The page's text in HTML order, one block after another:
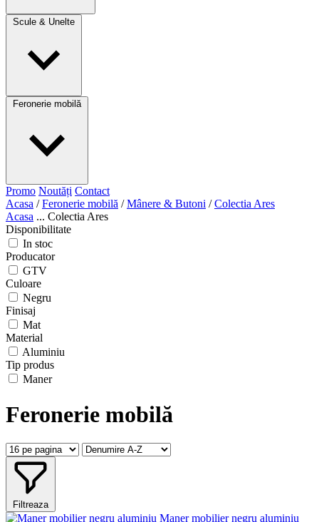
Scule & Unelte
Feronerie mobilă
Promo Noutăți Contact
Acasa / Feronerie mobilă / Mânere & Butoni / Colectia Ares
Acasa ... Colectia Ares
Disponibilitate
In stoc
Producator
GTV
Culoare
Negru
Finisaj
Mat
Material
Aluminiu
Tip produs
Maner
Feronerie mobilă
Filtreaza
Maner mobilier negru aluminiu